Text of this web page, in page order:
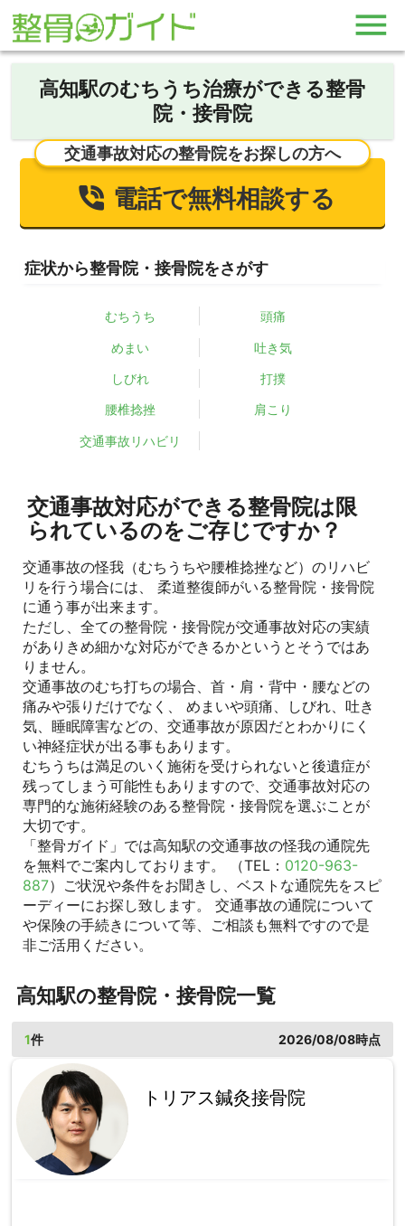
高知駅のむちうち治療ができる整骨
院・接骨院
交通事故対応の整骨院をお探しの方へ
電話で無料相談する
症状から整骨院・接骨院をさがす
むちうち 頭痛
めまい 吐き気
しびれ 打撲
腰椎捻挫 肩こり
交通事故リハビリ
交通事故対応ができる整骨院は限
られているのをご存じですか？
交通事故の怪我（むちうちや腰椎捻挫など）のリハビ
リを行う場合には、 柔道整復師がいる整骨院・接骨院
に通う事が出来ます。
ただし、全ての整骨院・接骨院が交通事故対応の実績
がありきめ細かな対応ができるかというとそうではあ
りません。
交通事故のむち打ちの場合、首・肩・背中・腰などの
痛みや張りだけでなく、 めまいや頭痛、しびれ、吐き
気、睡眠障害などの、交通事故が原因だとわかりにく
い神経症状が出る事もあります。
むちうちは満足のいく施術を受けられないと後遺症が
残ってしまう可能性もありますので、交通事故対応の
専門的な施術経験のある整骨院・接骨院を選ぶことが
大切です。
「整骨ガイド」では高知駅の交通事故の怪我の通院先
を無料でご案内しております。 （TEL： 0120-963-
887）ご状況や条件をお聞きし、ベストな通院先をスピ
ーディーにお探し致します。 交通事故の通院について
や保険の手続きについて等、ご相談も無料ですので是
非ご活用ください。
高知駅の整骨院・接骨院一覧
1件 2026/08/08時点
トリアス鍼灸接骨院